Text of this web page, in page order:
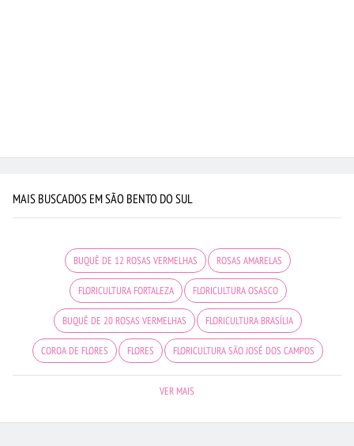
MAIS BUSCADOS EM SÃO BENTO DO SUL
BUQUÊ DE 12 ROSAS VERMELHAS ROSAS AMARELAS
FLORICULTURA FORTALEZA FLORICULTURA OSASCO
BUQUÊ DE 20 ROSAS VERMELHAS FLORICULTURA BRASÍLIA
COROA DE FLORES FLORES FLORICULTURA SÃO JOSÉ DOS CAMPOS
VER MAIS